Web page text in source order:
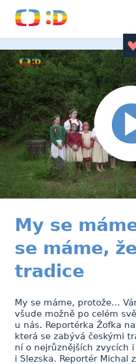
My se
se máme,
tradice
My se máme, protože…
všude možně po celém
u nás. Reportérka Žofka
která se zabývá českými
ní o nejrůznějších zvycích
i Slezska. Reportér Michal